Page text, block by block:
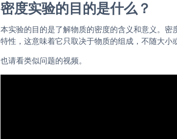
密度实验的目的是什么？
本实验的目的是了解物质的密度的含义和意义。
特性，这意味着它只取决于物质的组成，不随大小
也请看类似问题的视频。